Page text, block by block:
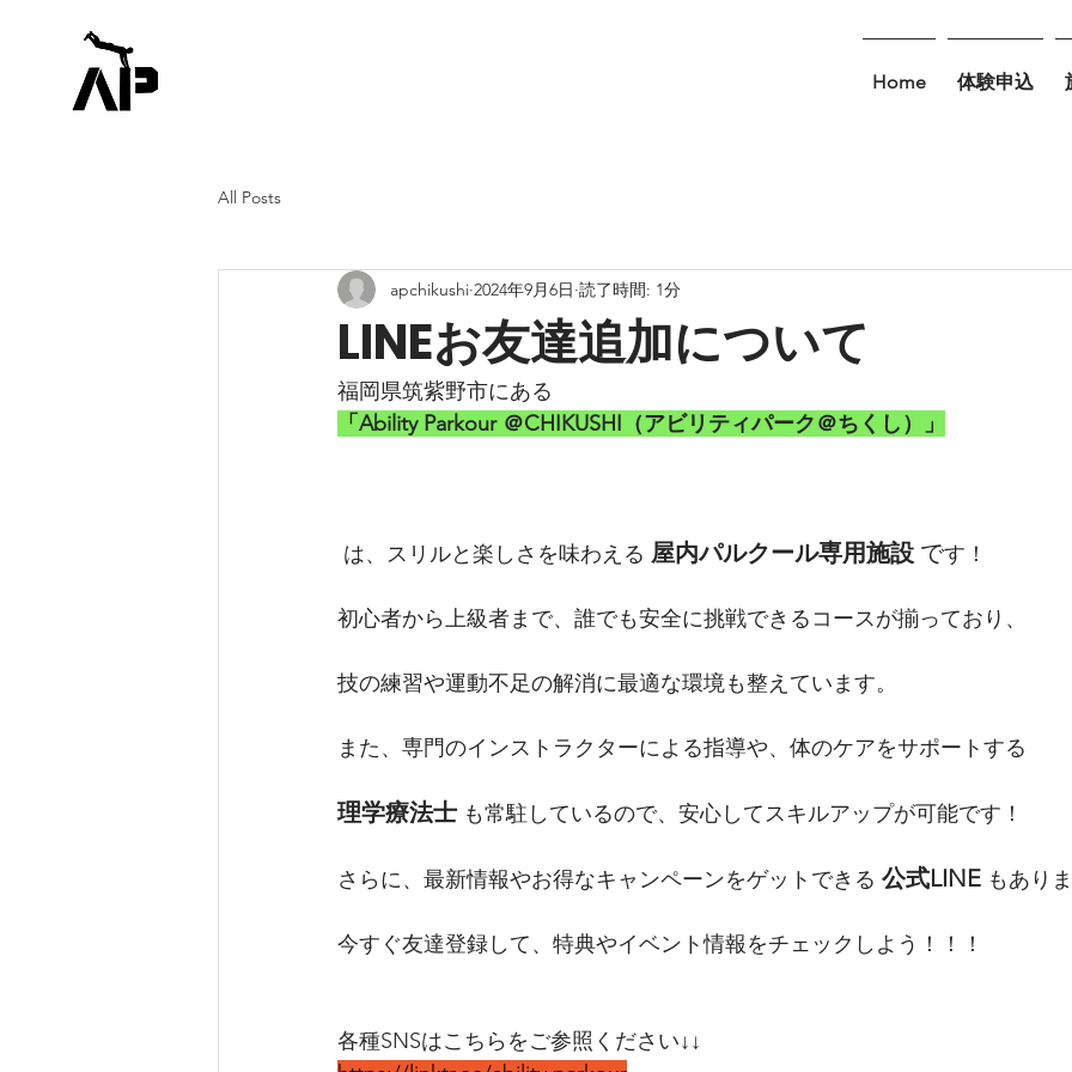
Home 体験申込
All Posts
LINEお友達追加について
apchikushi 2024年9月6日 読了時間: 1分
福岡県筑紫野市にある
「Ability Parkour ＠CHIKUSHI（アビリティパーク＠ちくし）」
は、スリルと楽しさを味わえる 屋内パルクール専用施設 です！
初心者から上級者まで、誰でも安全に挑戦できるコースが揃っており、
技の練習や運動不足の解消に最適な環境も整えています。
また、専門のインストラクターによる指導や、体のケアをサポートする
理学療法士 も常駐しているので、安心してスキルアップが可能です！
さらに、最新情報やお得なキャンペーンをゲットできる 公式LINE もあり
今すぐ友達登録して、特典やイベント情報をチェックしよう！！！
各種SNSはこちらをご参照ください↓↓